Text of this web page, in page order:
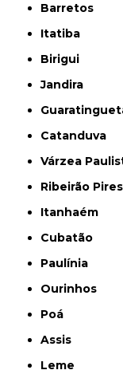
Barretos
Itatiba
Birigui
Jandira
Catanduva
Várzea
Ribeirão Pires
Itanhaém
Cubatão
Paulínia
Ourinhos
Poá
Assis
Leme